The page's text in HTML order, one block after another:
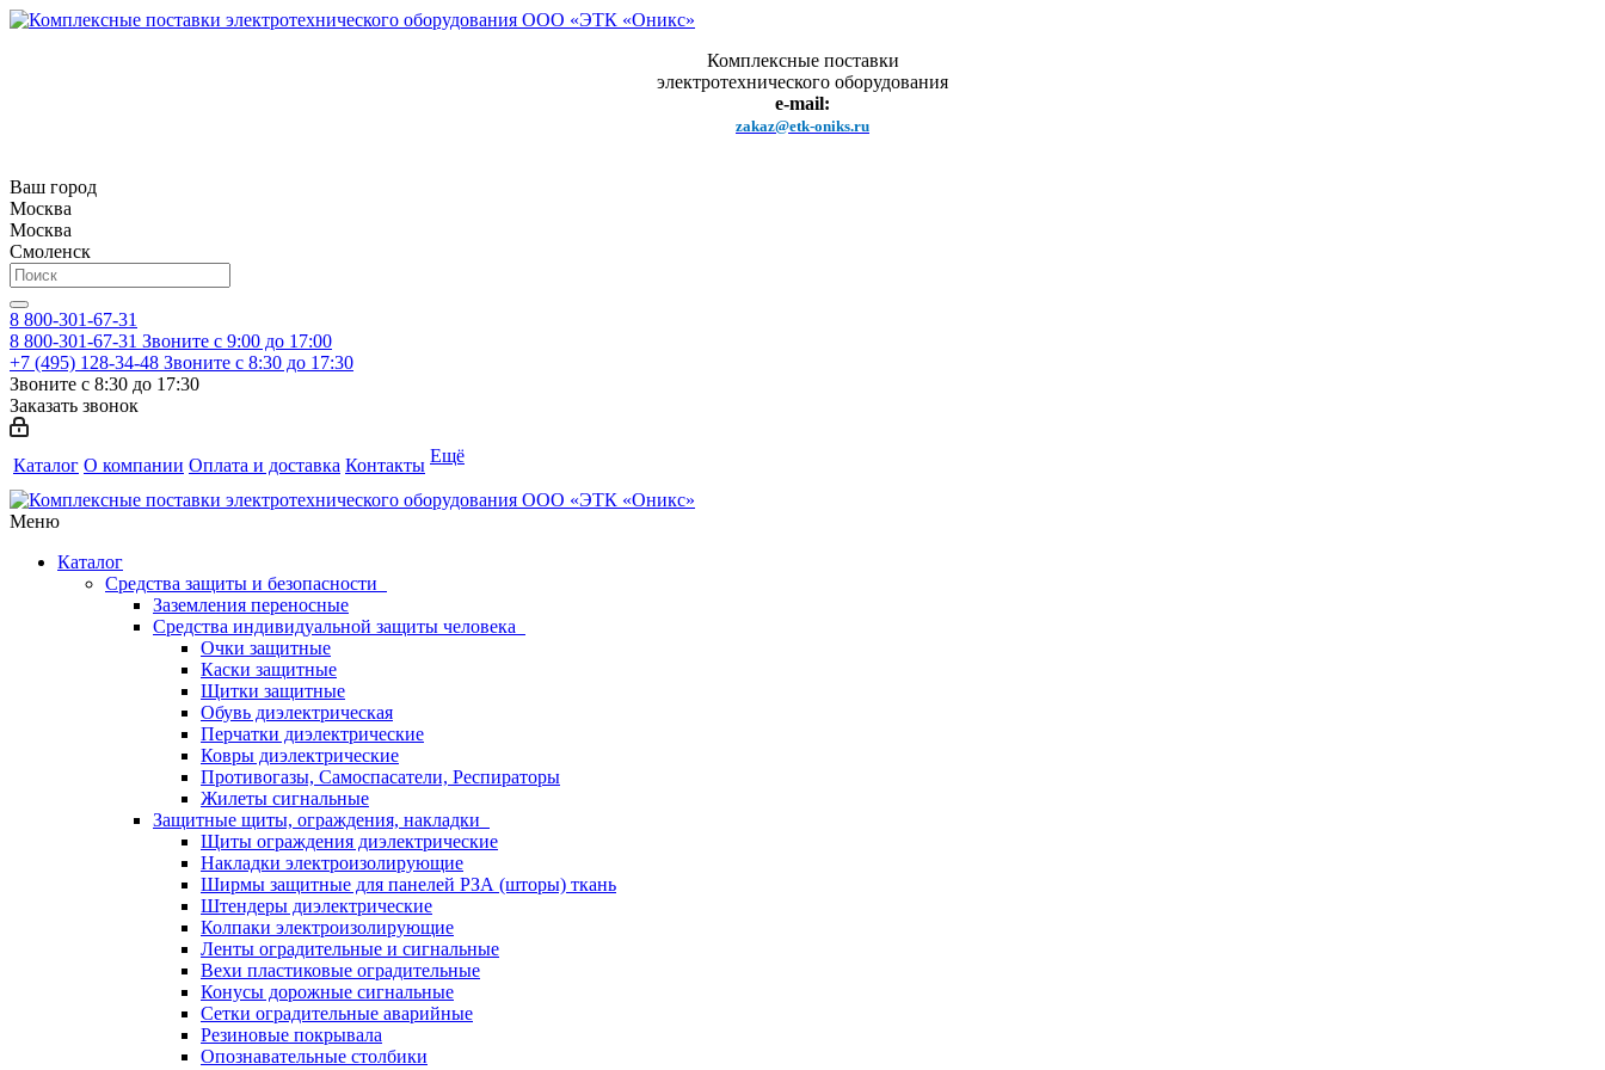
Комплексные поставки
электротехнического оборудования
e-mail:
zakaz@etk-oniks.ru
Ваш город
Москва
Москва
Смоленск
8 800-301-67-31
8 800-301-67-31 Звоните с 9:00 до 17:00
+7 (495) 128-34-48 Звоните с 8:30 до 17:30
Звоните с 8:30 до 17:30
Заказать звонок
Каталог О компании Оплата и доставка Контакты Ещё
Меню
Каталог
Средства защиты и безопасности
Заземления переносные
Средства индивидуальной защиты человека
Очки защитные
Каски защитные
Щитки защитные
Обувь диэлектрическая
Перчатки диэлектрические
Ковры диэлектрические
Противогазы, Самоспасатели, Респираторы
Жилеты сигнальные
Защитные щиты, ограждения, накладки
Щиты ограждения диэлектрические
Накладки электроизолирующие
Ширмы защитные для панелей РЗА (шторы) ткань
Штендеры диэлектрические
Колпаки электроизолирующие
Ленты оградительные и сигнальные
Вехи пластиковые оградительные
Конусы дорожные сигнальные
Сетки оградительные аварийные
Резиновые покрывала
Опознавательные столбики